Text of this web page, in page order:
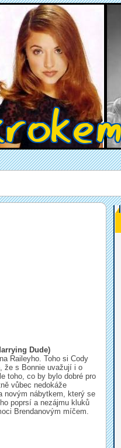
Dude)
Raileyho. Toho si Cody
že s Bonnie uvažují i o
toho, co by bylo dobré pro
vůbec nedokáže
novým nábytkem, který se
poprsí a nezájmu kluků
Brendanovým míčem.